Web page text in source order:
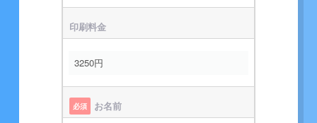
印刷料金
必須 お名前